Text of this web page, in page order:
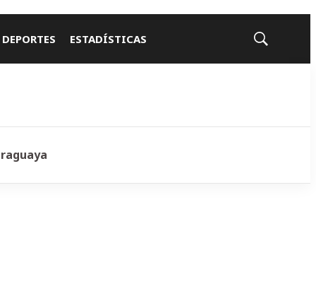
ESTADÍSTICAS
Mostrar